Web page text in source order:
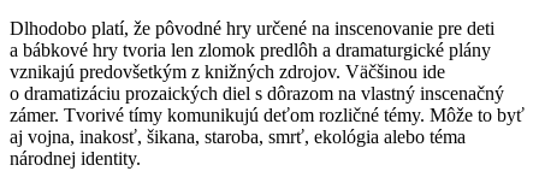
Dlhodobo platí, že pôvodné hry určené na inscenovanie pre deti
a bábkové hry tvoria len zlomok predlôh a dramaturgické plány
vznikajú predovšetkým z knižných zdrojov. Väčšinou ide
o dramatizáciu prozaických diel s dôrazom na vlastný inscenačný
zámer. Tvorivé tímy komunikujú deťom rozličné témy. Môže to byť
aj vojna, inakosť, šikana, staroba, smrť, ekológia alebo téma
národnej identity.